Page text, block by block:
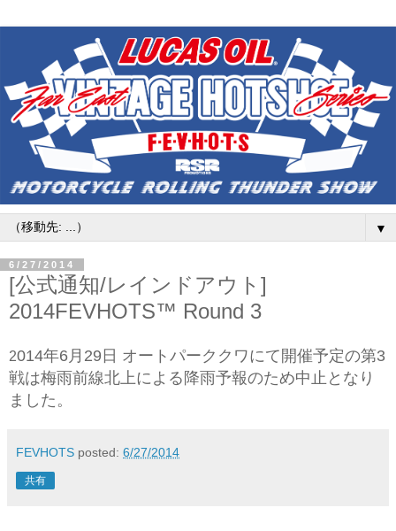
▼
6/27/2014
[公式通知/レインドアウト]
2014FEVHOTS™ Round 3
2014年6月29日 オートパーククワにて開催予定の第3
戦は梅雨前線北上による降雨予報のため中止となり
ました。
FEVHOTS posted: 6/27/2014
共有